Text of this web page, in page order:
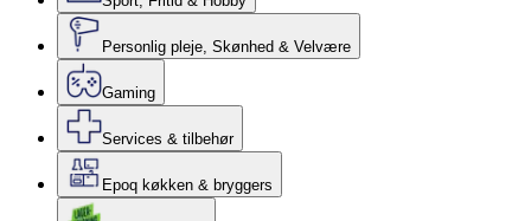
Personlig pleje, Skønhed & Velvære
Gaming
Services & tilbehør
Epoq køkken & bryggers